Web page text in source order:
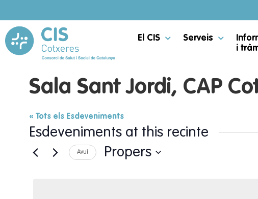
El CIS Serveis
i
Sala Sant Jordi, CAP
« Tots els Esdeveniments
Esdeveniments at this recinte
Avui Propers